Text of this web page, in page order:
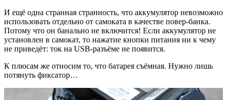
И ещё одна странная странность, что аккумулятор невозможно
использовать отдельно от самоката в качестве повер-банка.
Потому что он банально не включится! Если аккумулятор не
установлен в самокат, то нажатие кнопки питания ни к чему
не приведёт: ток на USB-разъёме не появится.
К плюсам же относим то, что батарея съёмная. Нужно лишь
потянуть фиксатор…